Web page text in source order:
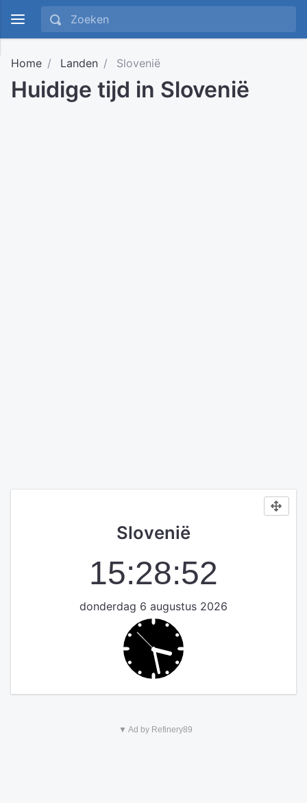
Home Landen Slovenië
Huidige tijd in Slovenië
Slovenië
15:28:52
donderdag 6 augustus 2026
▼ Ad by Refinery89